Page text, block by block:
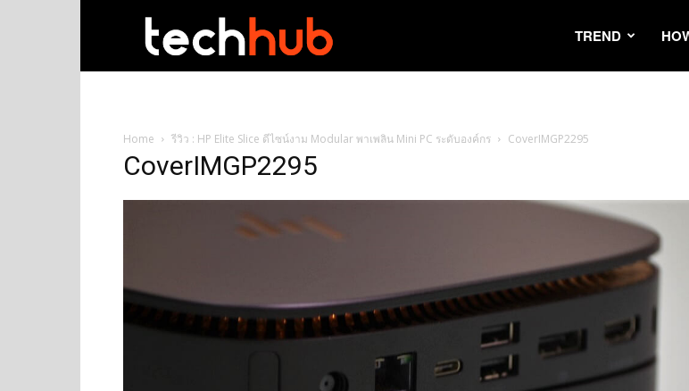
TREND
Home รีวิว : HP Elite Slice ดีไซน์งาม Modular พาเพลิน Mini PC ระดับองค์กร CoverIMGP2295
CoverIMGP2295